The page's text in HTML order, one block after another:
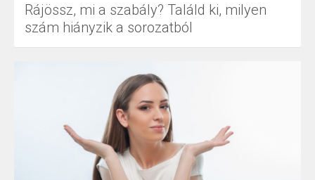
Rájössz, mi a szabály? Találd ki, milyen
szám hiányzik a sorozatból